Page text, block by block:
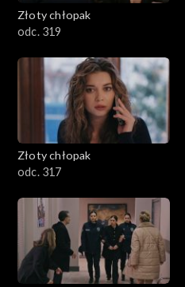
Złoty chłopak
odc. 319
Złoty chłopak
odc. 317